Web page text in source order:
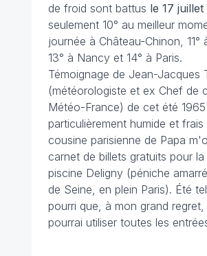
de froid sont battus le 17 juillet
seulement 10° au meilleur
journée à Château-Chinon, 11°
13° à Nancy et 14° à Paris.
Témoignage de Jean-Jacques
(météorologiste et ex Chef de
Météo-France) de cet été 1965
particulièrement humide et frais
cousine parisienne de Papa
carnet de billets gratuits pour
piscine Deligny (péniche
de Seine, en plein Paris). Été
pourri que, à mon grand regret,
pourrai utiliser toutes les